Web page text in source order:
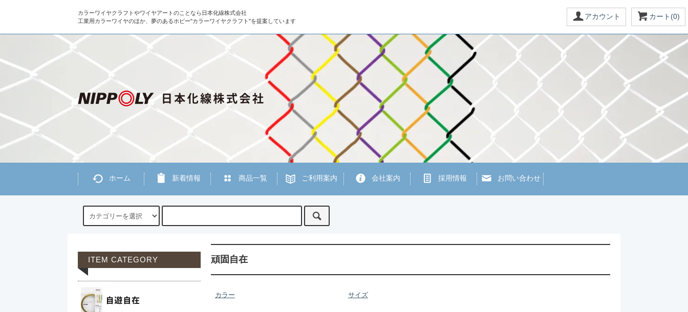
カラーワイヤクラフトやワイヤアートのことなら日本化線株式会社
工業用カラーワイヤのほか、夢のあるホビー"カラーワイヤクラフト"を提案しています
アカウント カート(0)
ホーム 新着情報 商品一覧 ご利用案内 会社案内 採用情報 お問い合わせ
頑固自在
カラー サイズ
ITEM CATEGORY